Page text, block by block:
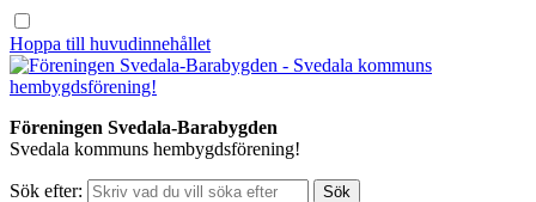
Hoppa till huvudinnehållet
Föreningen Svedala-Barabygden
Svedala kommuns hembygdsförening!
Sök efter: